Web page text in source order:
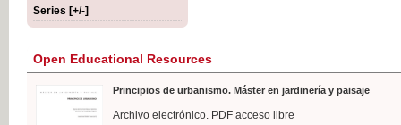
Series [+/-]
Open Educational Resources
Principios de urbanismo. Máster en jardinería y paisaje
Archivo electrónico. PDF acceso libre